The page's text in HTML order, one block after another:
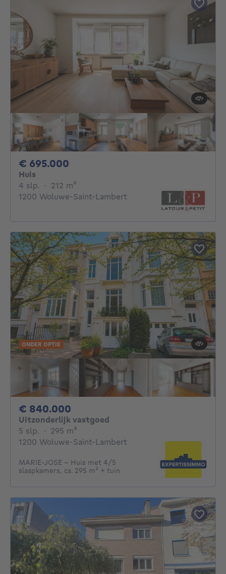
€ 695.000
Huis
4 slp. 4 slaapkamers
· 212 m²
1200 Woluwe-Saint-Lambert
ONDER OPTIE
€ 840.000
Uitzonderlijk vastgoed
5 slp. 5 slaapkamers
· 295 m²
1200 Woluwe-Saint-Lambert
MARIE-JOSE - Huis met 4/5
slaapkamers, ca. 295 m² + tuin